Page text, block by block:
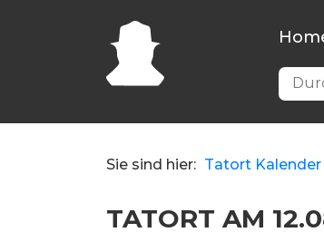
Sie sind hier: Tatort Kalender
TATORT AM